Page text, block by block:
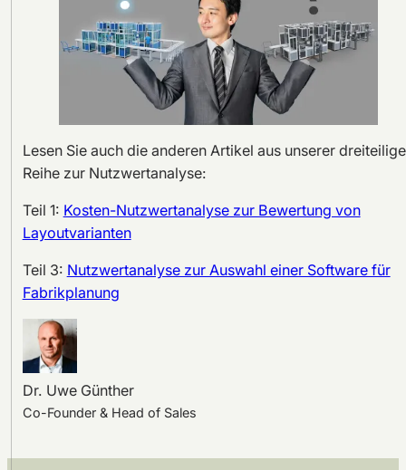
Lesen Sie auch die anderen Artikel aus unserer
Reihe zur Nutzwertanalyse:
Teil 1: Kosten-Nutzwertanalyse zur Bewertung von
Layoutvarianten
Teil 3: Nutzwertanalyse zur Auswahl einer Software für
Fabrikplanung
Dr. Uwe Günther
Co-Founder & Head of Sales